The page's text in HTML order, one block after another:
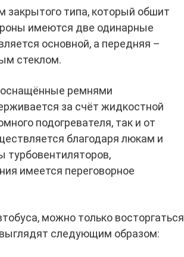
типа, который обшит
имеются две одинарные
основной, а передняя –
стеклом.
ремнями
за счёт жидкостной
подогревателя, так и от
благодаря люкам и
турбовентиляторов,
имеется переговорное
можно только восторгаться
выглядят следующим образом: